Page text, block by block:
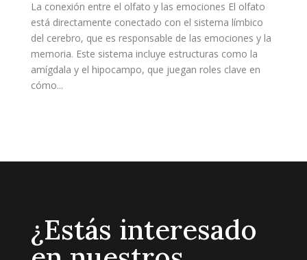
La conexión entre el olfato y las emociones El olfato
está directamente conectado con el sistema límbico
del cerebro, que es responsable de las emociones y la
memoria. Este sistema incluye estructuras como la
amígdala y el hipocampo, que juegan roles clave en
cómo...
¿Estás interesado